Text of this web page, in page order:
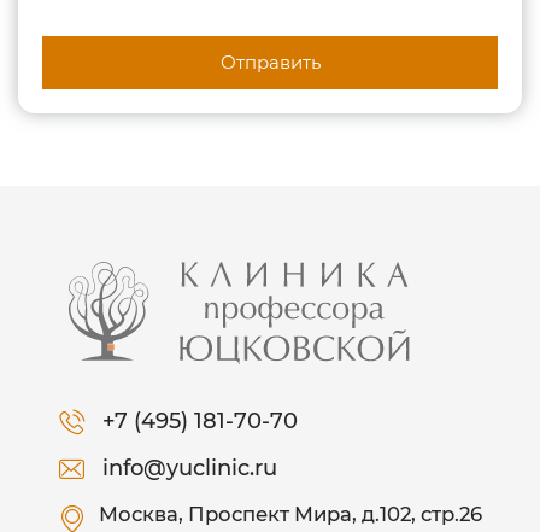
Отправить
+7 (495) 181-70-70
info@yuclinic.ru
Москва, Проспект Мира, д.102, стр.26